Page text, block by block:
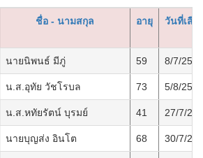
ชื่อ - นามสกุล อายุ วันที่เสีย
นายนิพนธ์ มีภู่ 59 8/7/2565
น.ส.อุทัย วัชโรบล 73 5/8/2565
น.ส.หทัยรัตน์ บุรมย์ 41 27/7/
นายบุญส่ง อินโต 68 30/7/